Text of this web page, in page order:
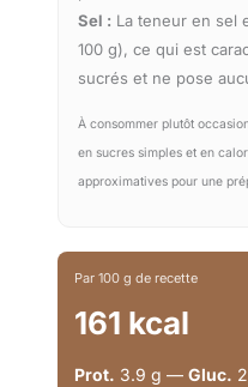
Sel : La teneur en sel
100 g), ce qui est
sucrés et ne pose
À consommer plutôt
en sucres simples et en
approximatives pour une
Par 100 g de recette
161 kcal
Prot. 3.9 g — Gluc.